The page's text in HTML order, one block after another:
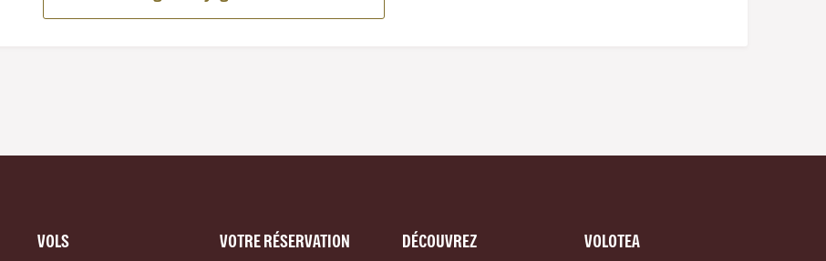
VOLS VOTRE RÉSERVATION DÉCOUVREZ VOLOTEA